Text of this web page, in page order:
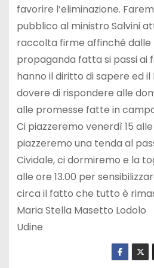
favorire l’eliminazione.
pubblico al ministro Salvini
raccolta firme affinché dalle
propaganda fatta si passi ai
hanno il diritto di sapere ed il
dovere di rispondere alle
alle promesse fatte in
Ci piazzeremo venerdì 15 alle
piazzeremo una tenda al
Cividale, ci dormiremo e la
alle ore 13.00 per
circa il fatto che tutto è
Maria Stella Masetto Lodolo
Udine